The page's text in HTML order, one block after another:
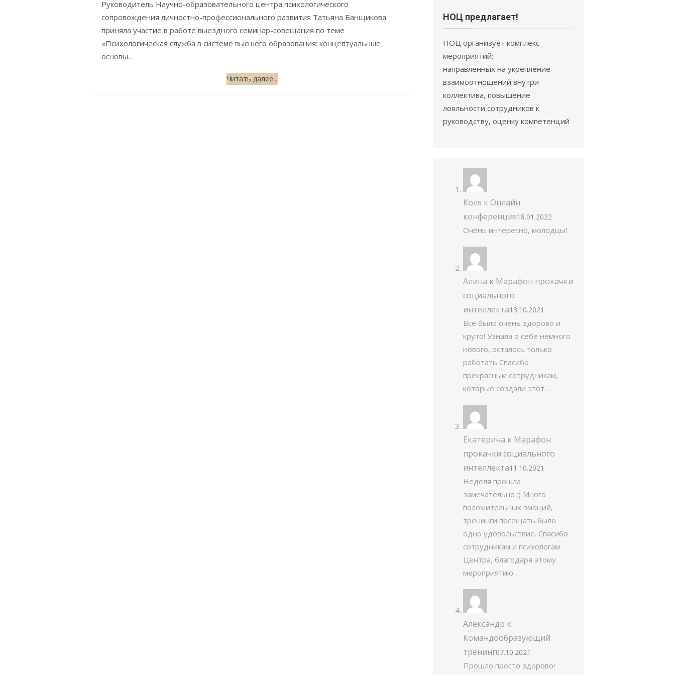
Руководитель Научно-образовательного центра психологического
сопровождения личностно-профессионального развития Татьяна Банщикова
приняла участие в работе выездного семинар-совещания по теме
«Психологическая служба в системе высшего образования: концептуальные
основы…
Читать далее...
НОЦ предлагает!
НОЦ организует комплекс
мероприятий;
направленных на укрепление
взаимоотношений внутри
коллектива, повышение
лояльности сотрудников к
руководству, оценку компетенций
Коля к Онлайн
конференция18.01.2022
Очень интересно, молодцы!
Алина к Марафон прокачки
социального
интеллекта13.10.2021
Всё было очень здорово и
круто! Узнала о себе немного
нового, осталось только
работать Спасибо
прекрасным сотрудникам,
которые создали этот…
Екатерина к Марафон
прокачки социального
интеллекта11.10.2021
Неделя прошла
замечательно :) Много
положительных эмоций,
тренинги посещать было
одно удовольствие. Спасибо
сотрудникам и психологам
Центра, благодаря этому
мероприятию…
Александр к
Командообразующий
тренинг07.10.2021
Прошло просто здорово!